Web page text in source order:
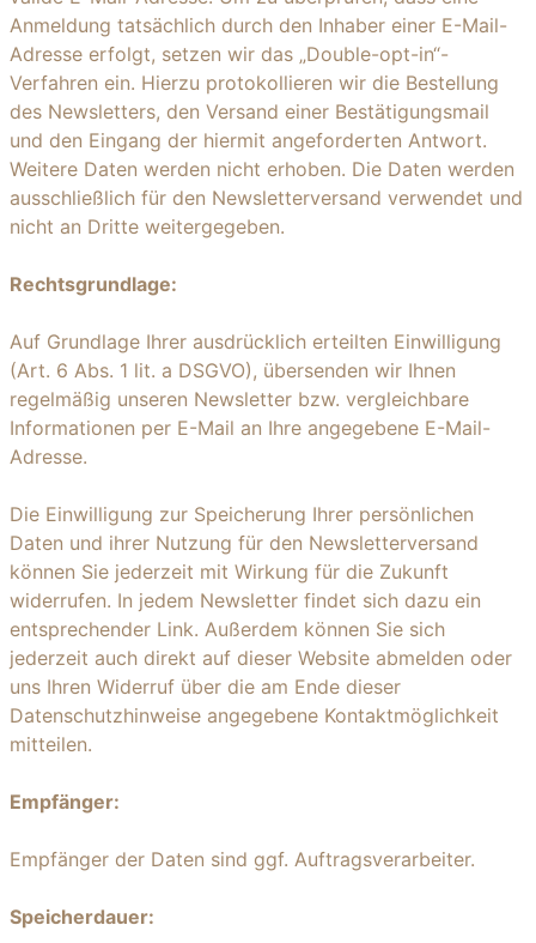
Anmeldung tatsächlich durch den Inhaber einer E-Mail-
Adresse erfolgt, setzen wir das „Double-opt-in“-
Verfahren ein. Hierzu protokollieren wir die Bestellung
des Newsletters, den Versand einer Bestätigungsmail
und den Eingang der hiermit angeforderten Antwort.
Weitere Daten werden nicht erhoben. Die Daten werden
ausschließlich für den Newsletterversand verwendet und
nicht an Dritte weitergegeben.
Rechtsgrundlage:
Auf Grundlage Ihrer ausdrücklich erteilten Einwilligung
(Art. 6 Abs. 1 lit. a DSGVO), übersenden wir Ihnen
regelmäßig unseren Newsletter bzw. vergleichbare
Informationen per E-Mail an Ihre angegebene E-Mail-
Adresse.
Die Einwilligung zur Speicherung Ihrer persönlichen
Daten und ihrer Nutzung für den Newsletterversand
können Sie jederzeit mit Wirkung für die Zukunft
widerrufen. In jedem Newsletter findet sich dazu ein
entsprechender Link. Außerdem können Sie sich
jederzeit auch direkt auf dieser Website abmelden oder
uns Ihren Widerruf über die am Ende dieser
Datenschutzhinweise angegebene Kontaktmöglichkeit
mitteilen.
Empfänger:
Empfänger der Daten sind ggf. Auftragsverarbeiter.
Speicherdauer: